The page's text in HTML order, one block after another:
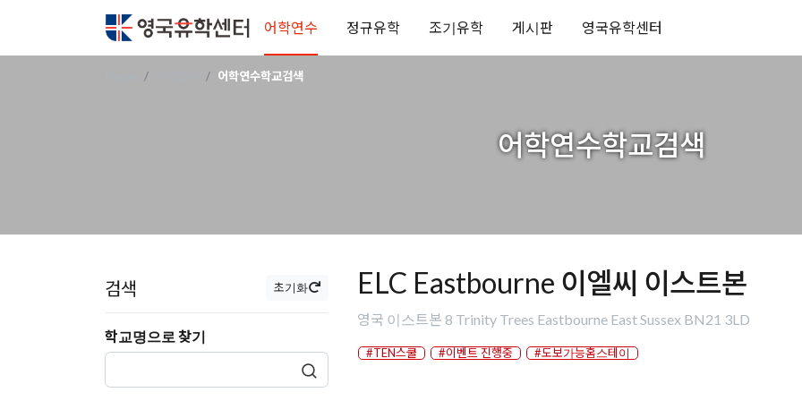
어학연수 정규유학 조기유학 게시판 영국유학센터
어학연수학교검색
어학연수학교검색
검색 초기화
학교명으로 찾기
ELC Eastbourne 이엘씨 이스트본
영국 이스트본 8 Trinity Trees Eastbourne East Sussex BN21 3LD
#TEN스쿨 #이벤트 진행중 #도보가능홈스테이